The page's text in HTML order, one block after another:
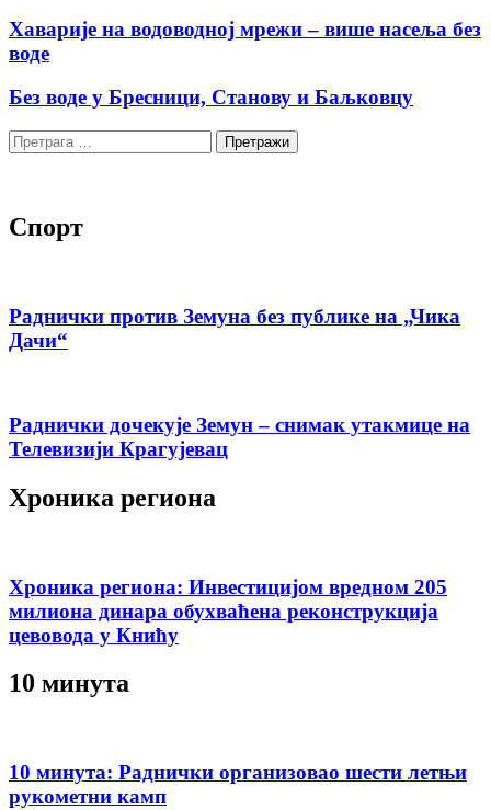
Хаварије на водоводној мрежи – више насеља без
воде
Без воде у Бресници, Станову и Баљковцу
Претрага
за:
Спорт
Раднички против Земуна без публике на „Чика
Дачи“
Раднички дочекује Земун – снимак утакмице на
Телевизији Крагујевац
Хроника региона
Хроника региона: Инвестицијом вредном 205
милиона динара обухваћена реконструкција
цевовода у Книћу
10 минута
10 минута: Раднички организовао шести летњи
рукометни камп